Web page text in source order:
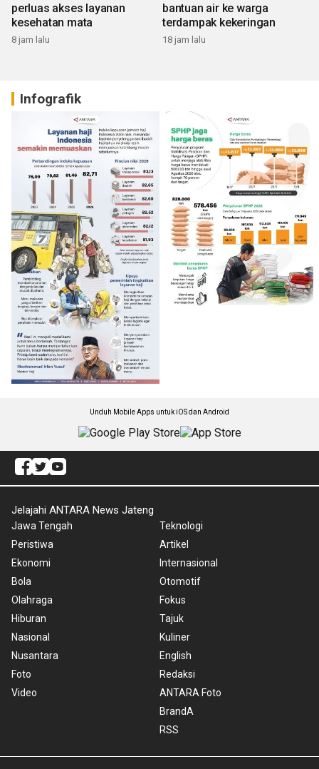
perluas akses layanan
kesehatan mata
8 jam lalu
bantuan air ke warga
terdampak kekeringan
18 jam lalu
Infografik
Unduh Mobile Apps untuk iOS dan Android
Jelajahi ANTARA News Jateng
Jawa Tengah
Peristiwa
Ekonomi
Bola
Olahraga
Hiburan
Nasional
Nusantara
Foto
Video
Teknologi
Artikel
Internasional
Otomotif
Fokus
Tajuk
Kuliner
English
Redaksi
ANTARA Foto
BrandA
RSS